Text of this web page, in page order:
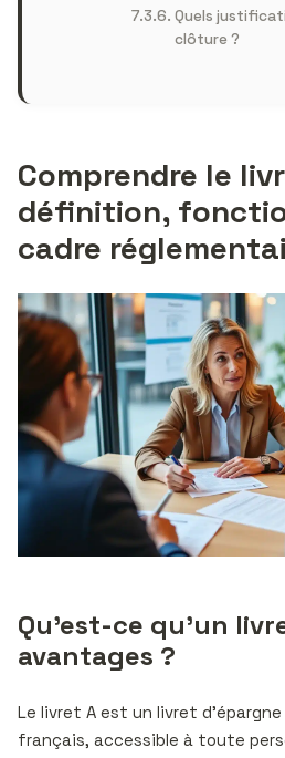
Quels
clôture ?
Comprendre le
définition,
cadre
Qu’est-ce qu’un
avantages ?
Le livret A est un livret
français, accessible à toute